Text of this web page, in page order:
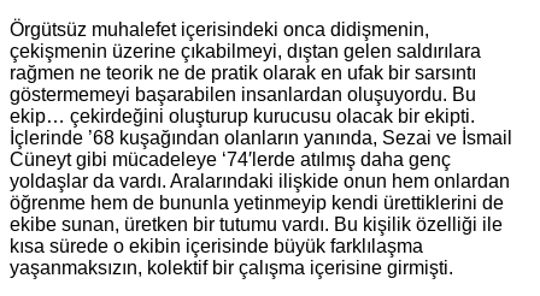
Örgütsüz muhalefet içerisindeki onca didişmenin,
çekişmenin üzerine çıkabilmeyi, dıştan gelen saldırılara
rağmen ne teorik ne de pratik olarak en ufak bir sarsıntı
göstermemeyi başarabilen insanlardan oluşuyordu. Bu
ekip… çekirdeğini oluşturup kurucusu olacak bir ekipti.
İçlerinde ’68 kuşağından olanların yanında, Sezai ve İsmail
Cüneyt gibi mücadeleye ‘74′lerde atılmış daha genç
yoldaşlar da vardı. Aralarındaki ilişkide onun hem onlardan
öğrenme hem de bununla yetinmeyip kendi ürettiklerini de
ekibe sunan, üretken bir tutumu vardı. Bu kişilik özelliği ile
kısa sürede o ekibin içerisinde büyük farklılaşma
yaşanmaksızın, kolektif bir çalışma içerisine girmişti.